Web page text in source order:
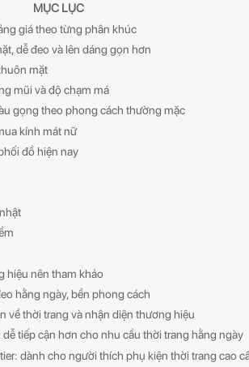
MỤC LỤC
giá theo từng phân khúc
dễ đeo và lên dáng gọn hơn
mặt
mũi và độ chạm má
gọng theo phong cách thường mặc
kính mát nữ
đồ hiện nay
hiệu nên tham khảo
hằng ngày, bền phong cách
về thời trang và nhận diện thương hiệu
tiếp cận hơn cho nhu cầu thời trang hằng ngày
dành cho người thích phụ kiện thời trang cao